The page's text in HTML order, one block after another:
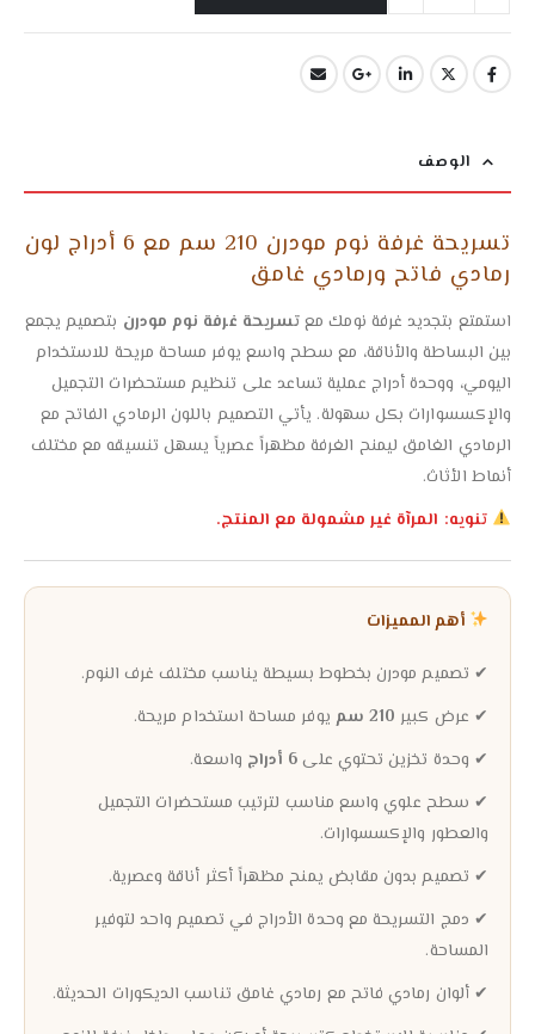
الوصف
تسريحة غرفة نوم مودرن 210 سم مع 6 أدراج لون
رمادي فاتح ورمادي غامق
استمتع بتجديد غرفة نومك معتسريحة غرفة نوم مودرن بتصميم يجمع
بين البساطة والأناقة، مع سطح واسع يوفر مساحة مريحة للاستخدام
اليومي، ووحدة أدراج عملية تساعد على تنظيم مستحضرات التجميل
والإكسسوارات بكل سهولة. يأتي التصميم باللون الرمادي الفاتح مع
الرمادي الغامق ليمنح الغرفة مظهراً عصرياً يسهل تنسيقه مع مختلف
أنماط الأثاث.
تنويه: المرآة غير مشمولة مع المنتج.
أهم المميزات
✔ تصميم مودرن بخطوط بسيطة يناسب مختلف غرف النوم.
✔ عرض كبير 210 سم
يوفر مساحة استخدام مريحة.
✔ وحدة تخزين تحتوي على 6 أدراج
واسعة.
✔ سطح علوي واسع مناسب لترتيب مستحضرات التجميل
والعطور والإكسسوارات.
✔ تصميم بدون مقابض يمنح مظهراً أكثر أناقة وعصرية.
✔ دمج التسريحة مع وحدة الأدراج في تصميم واحد لتوفير
المساحة.
✔ ألوان رمادي فاتح مع رمادي غامق تناسب الديكورات الحديثة.